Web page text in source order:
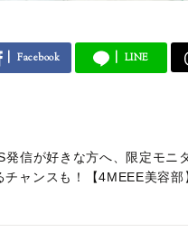
Facebook LINE
発信が好きな方へ、限定モニ
チャンスも！【4MEEE美容部